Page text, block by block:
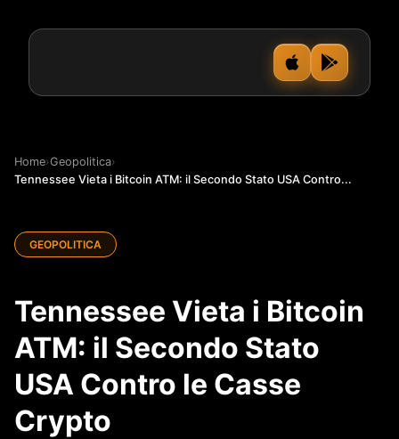
Home›Geopolitica›
Tennessee Vieta i Bitcoin ATM: il Secondo Stato USA Contro...
GEOPOLITICA
Tennessee Vieta i Bitcoin
ATM: il Secondo Stato
USA Contro le Casse
Crypto